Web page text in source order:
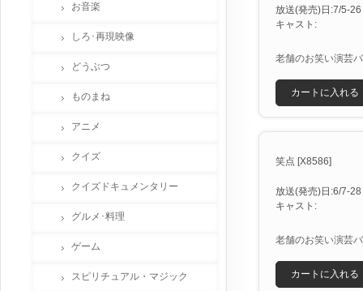
放送(発売)日:7/5-
キャスト:
老舗のお笑い演芸
カートに入れる
笑点 [X8586]
放送(発売)日:6/7-
キャスト:
老舗のお笑い演芸
カートに入れる
お音楽
しろ･再現映像
どうぶつ
ものまね
アニメ
クイズ
クイズドキュメンタリー
グルメ･料理
ゲーム
スピリチュアル・マジック